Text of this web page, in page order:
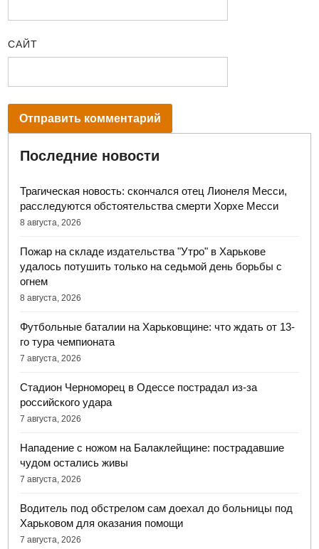
САЙТ
Последние новости
Трагическая новость: скончался отец Лионеля Месси,
расследуются обстоятельства смерти Хорхе Месси
8 августа, 2026
Пожар на складе издательства "Утро" в Харькове
удалось потушить только на седьмой день борьбы с
огнем
8 августа, 2026
Футбольные баталии на Харьковщине: что ждать от 13-
го тура чемпионата
7 августа, 2026
Стадион Черноморец в Одессе пострадал из-за
российского удара
7 августа, 2026
Нападение с ножом на Балаклейщине: пострадавшие
чудом остались живы
7 августа, 2026
Водитель под обстрелом сам доехал до больницы под
Харьковом для оказания помощи
7 августа, 2026